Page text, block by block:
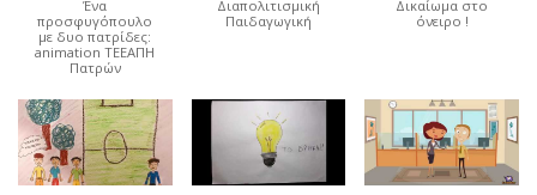
Ένα
προσφυγόπουλο
με δυο πατρίδες:
animation ΤΕΕΑΠΗ
Πατρών
Διαπολιτισμική
Παιδαγωγική
Δικαίωμα στο
όνειρο !